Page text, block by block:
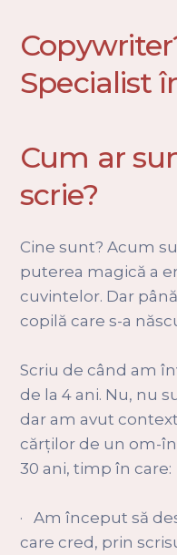
Specialist
Cum ar
scrie?
Cine sunt? Acum
puterea magică a
cuvintelor. Dar
copilă care s-a
Scriu de când am
de la 4 ani. Nu, nu
dar am avut
cărților de un om-
30 ani, timp în care:
· Am început să
care cred, prin